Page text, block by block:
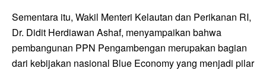
Sementara itu, Wakil Menteri Kelautan dan Perikanan RI,
Dr. Didit Herdiawan Ashaf, menyampaikan bahwa
pembangunan PPN Pengambengan merupakan bagian
dari kebijakan nasional Blue Economy yang menjadi pilar